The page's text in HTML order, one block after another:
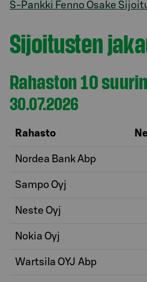
S-Pankki Fenno Osake
Sijoitusten
Rahaston 10
30.07.2026
Rahasto
Nordea Bank Abp
Sampo Oyj
Neste Oyj
Nokia Oyj
Wartsila OYJ Abp